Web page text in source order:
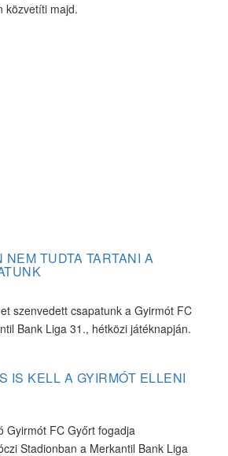
közvetíti majd.
TUDTA TARTANI A
szenvedett csapatunk a Gyirmót FC
IS KELL A GYIRMÓT ELLENI
Gyirmót FC Győrt fogadja